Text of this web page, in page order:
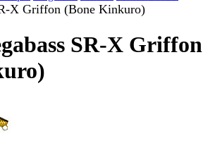
X Griffon (Bone Kinkuro)
SR-X Griffon